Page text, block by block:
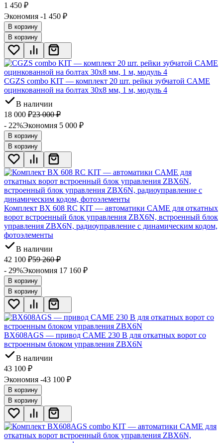
1 450 ₽
Экономия -1 450 ₽
В корзину
В корзину
CGZS combo KIT — комплект 20 шт. рейки зубчатой CAME
оцинкованной на болтах 30x8 мм, 1 м, модуль 4
В наличии
18 000 ₽23 000₽
- 22%Экономия 5 000 ₽
В корзину
В корзину
Комплект BX 608 RC KIT — автоматики CAME для откатных
ворот встроенный блок управления ZBX6N, встроенный блок
управления ZBX6N, радиоуправление с динамическим кодом,
фотоэлементы
В наличии
42 100 ₽59 260₽
- 29%Экономия 17 160 ₽
В корзину
В корзину
BX608AGS — привод CAME 230 В для откатных ворот со
встроенным блоком управления ZBX6N
В наличии
43 100 ₽
Экономия -43 100 ₽
В корзину
В корзину